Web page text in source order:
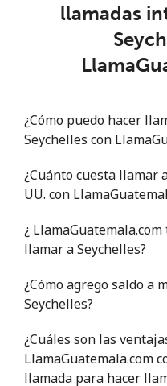
llamadas
¿Cómo puedo hacer
Seychelles con
¿Cuánto cuesta llamar
UU. con
¿
llamar a Seychelles?
¿Cómo agrego saldo a
Seychelles?
¿Cuáles son las
LlamaGuatemala.com
llamada para hacer